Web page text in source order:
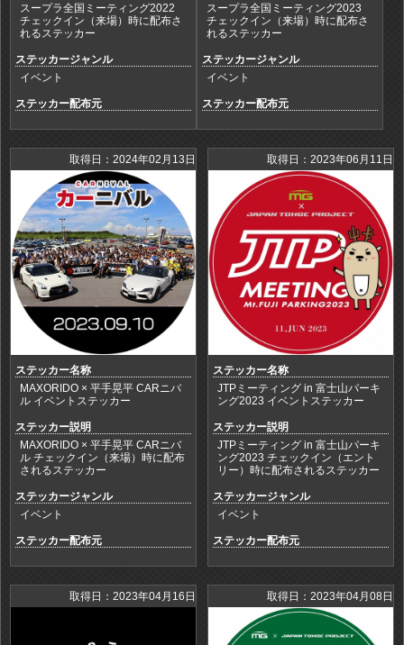
スープラ全国ミーティング2022
チェックイン（来場）時に配布さ
れるステッカー
ステッカージャンル
イベント
ステッカー配布元
スープラ全国ミーティング2023
チェックイン（来場）時に配布さ
れるステッカー
ステッカージャンル
イベント
ステッカー配布元
取得日：2024年02月13日
ステッカー名称
MAXORIDO × 平手晃平 CARニバ
ル イベントステッカー
ステッカー説明
MAXORIDO × 平手晃平 CARニバ
ル チェックイン（来場）時に配布
されるステッカー
ステッカージャンル
イベント
ステッカー配布元
取得日：2023年06月11日
ステッカー名称
JTPミーティング in 富士山パーキ
ング2023 イベントステッカー
ステッカー説明
JTPミーティング in 富士山パーキ
ング2023 チェックイン（エント
リー）時に配布されるステッカー
ステッカージャンル
イベント
ステッカー配布元
取得日：2023年04月16日 取得日：2023年04月08日